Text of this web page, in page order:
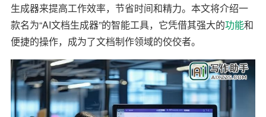
生成器来提高工作效率，节省时间和精力。本文将介绍一
款名为“AI文档生成器”的智能工具，它凭借其强大的功能和
便捷的操作，成为了文档制作领域的佼佼者。